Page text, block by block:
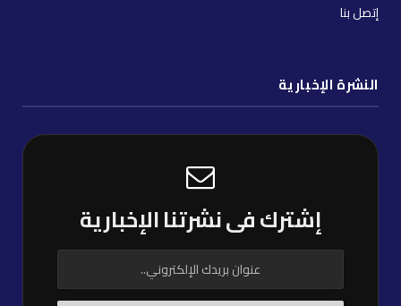
إتصل بنا
النشرة الإخبارية
إشترك فى نشرتنا الإخبارية